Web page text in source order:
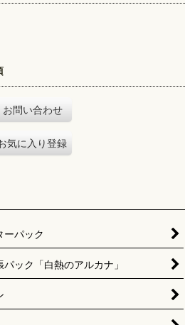
お問い合わせ
気に入り登録
ーパック
ック「白熱のアルカナ」